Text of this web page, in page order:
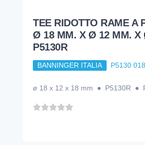
TEE RIDOTTO RAME A
Ø 18 MM. X Ø 12 MM. X
P5130R
BANNINGER ITALIA P5130
ø 18 x 12 x 18 mm ● P5130R ●